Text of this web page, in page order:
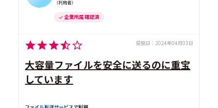
（利用者）
企業所属 確認済
投稿日： 2024年04月03日
大容量ファイルを安全に送るのに重宝
しています